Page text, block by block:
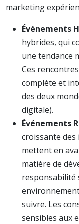
marketing
Événements
hybrides, qui
une tendance
Ces
complète et
des deux
digitale).
Événements
croissante des
mettent en
matière de
responsabilité
suivre. Les
sensibles aux